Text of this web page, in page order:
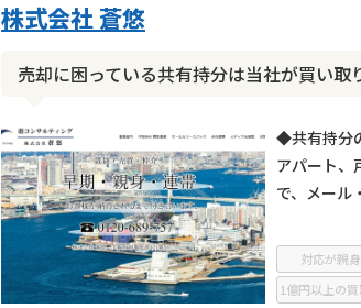
株式会社 蒼悠
売却に困っている共有持分は当社が買い取
◆共有持分
アパート、
で、メール
対応が親身
1億円以上の